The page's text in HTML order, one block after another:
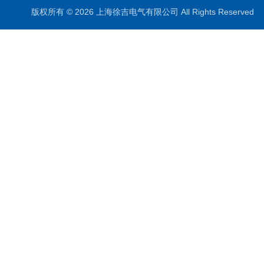
版权所有 © 2026 上海徐吉电气有限公司 All Rights